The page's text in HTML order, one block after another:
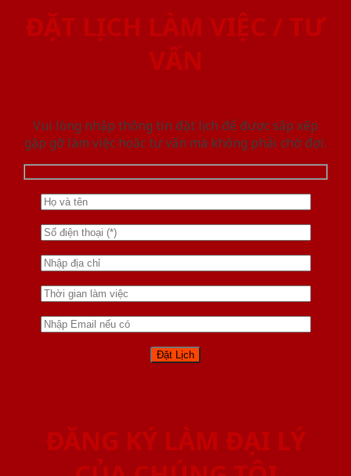
ĐẶT LỊCH LÀM VIỆC / TƯ
VẤN
Vui lòng nhập thông tin đặt lịch để được sắp xếp
gặp gỡ làm việc hoăc tư vấn mà không phải chờ đợi.
ĐĂNG KÝ LÀM ĐẠI LÝ